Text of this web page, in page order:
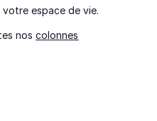
espace de vie.
noscolonnes